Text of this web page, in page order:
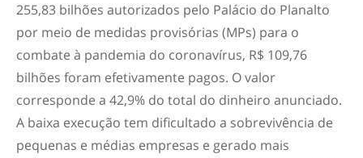
255,83 bilhões autorizados pelo Palácio do Planalto
por meio de medidas provisórias (MPs) para o
combate à pandemia do coronavírus, R$ 109,76
bilhões foram efetivamente pagos. O valor
corresponde a 42,9% do total do dinheiro anunciado.
A baixa execução tem dificultado a sobrevivência de
pequenas e médias empresas e gerado mais